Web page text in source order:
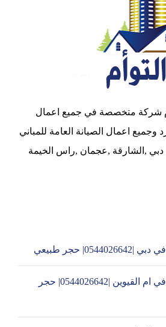
شركة متخصصة في جميع اعمال
وجميع اعمال الصيانة العامة للمباني
دبي ,الشارقة ,عجمان ,راس الخيمة
حجر طبيعي
تركيب حجر صناعي في ام القيوين |0544026642| حجر